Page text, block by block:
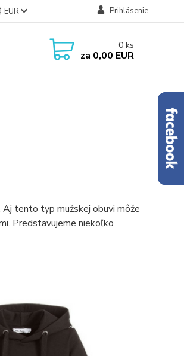
EUR Prihlásenie
0 ks
za 0,00 EUR
Aj tento typ mužskej obuvi môže
Predstavujeme niekoľko